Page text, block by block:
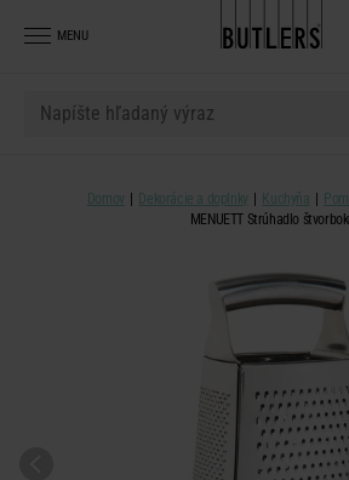
MENU
Domov Dekorácie a doplnky Kuchyňa
MENUETT Strúhadlo